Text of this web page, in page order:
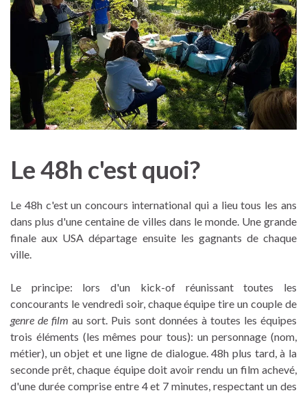
Le 48h c'est quoi?
Le 48h c'est un concours international qui a lieu tous les ans
dans plus d'une centaine de villes dans le monde. Une grande
finale aux USA départage ensuite les gagnants de chaque
ville.
Le principe: lors d'un kick-of réunissant toutes les
concourants le vendredi soir, chaque équipe tire un couple de
genre de film au sort. Puis sont données à toutes les équipes
trois éléments (les mêmes pour tous): un personnage (nom,
métier), un objet et une ligne de dialogue. 48h plus tard, à la
seconde prêt, chaque équipe doit avoir rendu un film achevé,
d'une durée comprise entre 4 et 7 minutes, respectant un des